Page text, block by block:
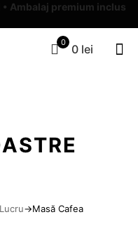
Ambalaj premium inclus
0 0 lei
→Masă Cafea